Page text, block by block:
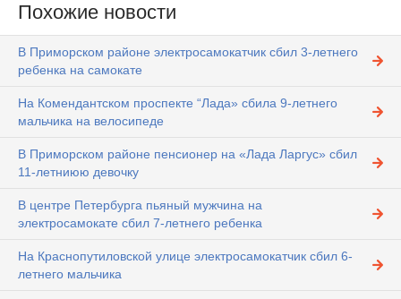
Похожие новости
В Приморском районе электросамокатчик сбил 3-летнего
ребенка на самокате
На Комендантском проспекте “Лада» сбила 9-летнего
мальчика на велосипеде
В Приморском районе пенсионер на «Лада Ларгус» сбил
11-летниюю девочку
В центре Петербурга пьяный мужчина на
электросамокате сбил 7-летнего ребенка
На Краснопутиловской улице электросамокатчик сбил 6-
летнего мальчика